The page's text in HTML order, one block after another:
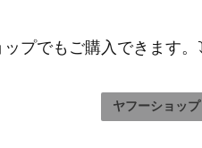
プでもご購入できます。
ヤフーショッ